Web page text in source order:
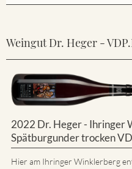
Weingut Dr. Heger -
2022 Dr. Heger - Ihringer
Spätburgunder trocken
Hier am Ihringer Winklerberg